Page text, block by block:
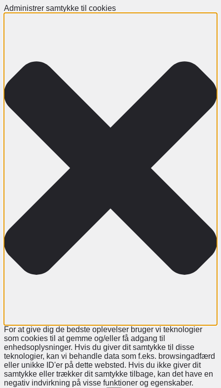
Administrer samtykke til cookies
For at give dig de bedste oplevelser bruger vi teknologier
som cookies til at gemme og/eller få adgang til
enhedsoplysninger. Hvis du giver dit samtykke til disse
teknologier, kan vi behandle data som f.eks. browsingadfærd
eller unikke ID'er på dette websted. Hvis du ikke giver dit
samtykke eller trækker dit samtykke tilbage, kan det have en
negativ indvirkning på visse funktioner og egenskaber.